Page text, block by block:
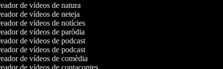
de vídeos de natura
de vídeos de neteja
de vídeos de notícies
de vídeos de paròdia
de vídeos de podcast
de vídeos de podcast
de vídeos de comèdia